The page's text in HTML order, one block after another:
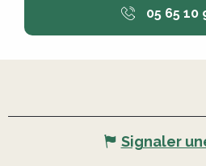
05 65 10
Signaler